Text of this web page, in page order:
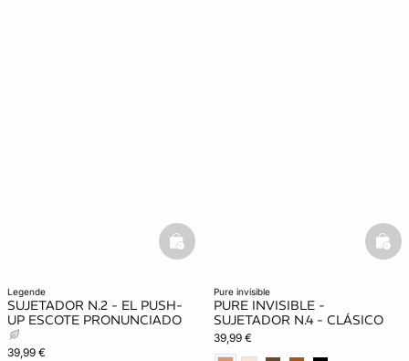
legende
SUJETADOR N.2 - EL PUSH-
UP ESCOTE PRONUNCIADO
39,99 €
basketfull
pure invisible
PURE INVISIBLE -
SUJETADOR N.4 - CLÁSICO
39,99 €